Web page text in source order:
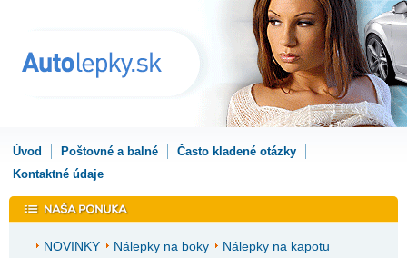
Úvod Poštovné a balné
Často kladené otázky
Kontaktné údaje
NOVINKY Nálepky na boky
Nálepky na kapotu